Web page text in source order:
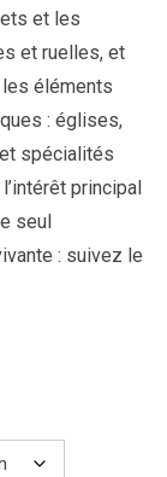
et les
et ruelles, et
éléments
: églises,
spécialités
principal
seul
: suivez le